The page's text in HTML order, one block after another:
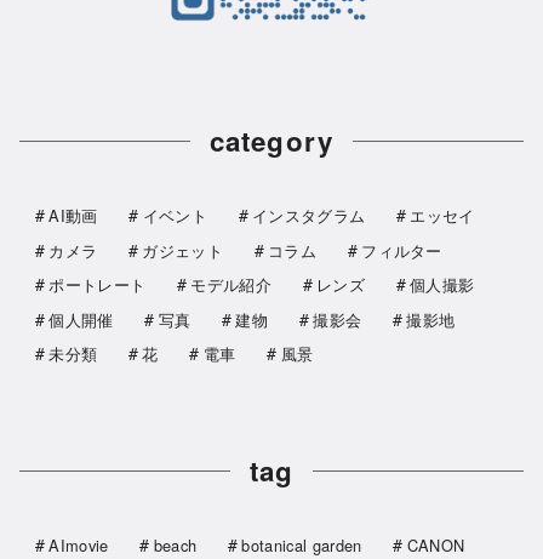
category
AI動画 イベント インスタグラム
エッセイ
カメラ
ガジェット コラム
フィルター
ポートレート
モデル紹介 レンズ
個人撮影
個人開催
写真 建物 撮影会
撮影地
未分類
花 電車 風景
tag
AImovie beach botanical garden
CANON